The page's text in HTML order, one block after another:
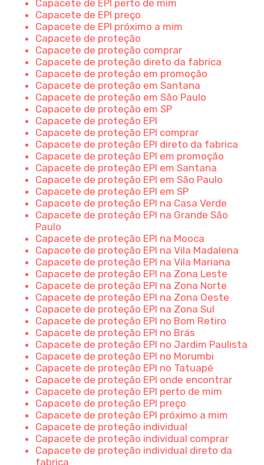
Capacete de EPI perto de mim
Capacete de EPI preço
Capacete de EPI próximo a mim
Capacete de proteção
Capacete de proteção comprar
Capacete de proteção direto da fabrica
Capacete de proteção em promoção
Capacete de proteção em Santana
Capacete de proteção em São Paulo
Capacete de proteção em SP
Capacete de proteção EPI
Capacete de proteção EPI comprar
Capacete de proteção EPI direto da fabrica
Capacete de proteção EPI em promoção
Capacete de proteção EPI em Santana
Capacete de proteção EPI em São Paulo
Capacete de proteção EPI em SP
Capacete de proteção EPI na Casa Verde
Capacete de proteção EPI na Grande São
Paulo
Capacete de proteção EPI na Mooca
Capacete de proteção EPI na Vila Madalena
Capacete de proteção EPI na Vila Mariana
Capacete de proteção EPI na Zona Leste
Capacete de proteção EPI na Zona Norte
Capacete de proteção EPI na Zona Oeste
Capacete de proteção EPI na Zona Sul
Capacete de proteção EPI no Bom Retiro
Capacete de proteção EPI no Brás
Capacete de proteção EPI no Jardim Paulista
Capacete de proteção EPI no Morumbi
Capacete de proteção EPI no Tatuapé
Capacete de proteção EPI onde encontrar
Capacete de proteção EPI perto de mim
Capacete de proteção EPI preço
Capacete de proteção EPI próximo a mim
Capacete de proteção individual
Capacete de proteção individual comprar
Capacete de proteção individual direto da
fabrica